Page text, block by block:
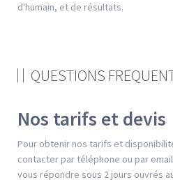
d'humain, et de résultats.
QUESTIONS
Nos tarifs et devis
Pour obtenir nos tarifs et
contacter par téléphone ou par
vous répondre sous 2 jours ouvrés